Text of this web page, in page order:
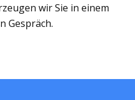
wir Sie in einem
Gespräch.